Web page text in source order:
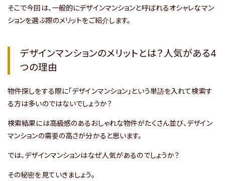
淀川区・東淀川区・吹田
市・豊中市
都島区・旭区・城東区・鶴
東大阪市
路線から探す
そこで今回は、一般的にデザインマンションと呼ばれるオシャレなマン
ションを選ぶ際のメリットをご紹介します。
デザインマンションのメリットとは？人気がある4
つの理由
物件探しをする際に「デザインマンション」という単語を入れて検索す
る方は多いのではないでしょうか？
検索結果には高級感のあるおしゃれな物件がたくさん並び、デザイン
マンションの需要の高さが分かると思います。
では、デザインマンションはなぜ人気があるのでしょうか？
その秘密を見ていきましょう。